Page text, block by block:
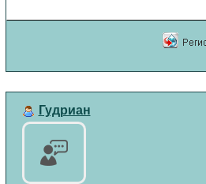
Гудриан